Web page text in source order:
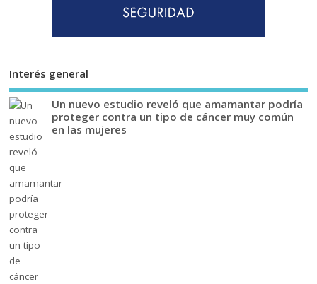
Interés general
Un nuevo estudio reveló que amamantar podría
proteger contra un tipo de cáncer muy común
en las mujeres